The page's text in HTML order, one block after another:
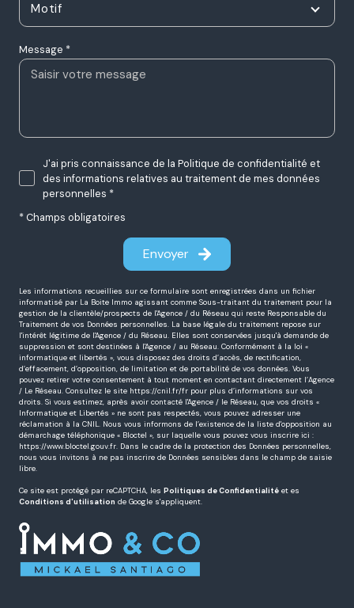
Motif
Message *
J'ai pris connaissance de la Politique de confidentialité et
des informations relatives au traitement de mes données
personnelles *
* Champs obligatoires
Envoyer
Les informations recueillies sur ce formulaire sont enregistrées dans un fichier
informatisé par La Boite Immo agissant comme Sous-traitant du traitement pour la
gestion de la clientèle/prospects de l'Agence / du Réseau qui reste Responsable du
Traitement de vos Données personnelles. La base légale du traitement repose sur
l'intérêt légitime de l'Agence / du Réseau. Elles sont conservées jusqu'à demande de
suppression et sont destinées à l'Agence / au Réseau. Conformément à la loi «
informatique et libertés », vous disposez des droits d’accès, de rectification,
d’effacement, d’opposition, de limitation et de portabilité de vos données. Vous
pouvez retirer votre consentement à tout moment en contactant directement l’Agence
/ Le Réseau. Consultez le site https://cnil.fr/fr pour plus d’informations sur vos
droits. Si vous estimez, après avoir contacté l'Agence / le Réseau, que vos droits «
Informatique et Libertés » ne sont pas respectés, vous pouvez adresser une
réclamation à la CNIL. Nous vous informons de l’existence de la liste d'opposition au
démarchage téléphonique « Bloctel », sur laquelle vous pouvez vous inscrire ici :
https://www.bloctel.gouv.fr. Dans le cadre de la protection des Données personnelles,
nous vous invitons à ne pas inscrire de Données sensibles dans le champ de saisie
libre.
Ce site est protégé par reCAPTCHA, les Politiques de Confidentialité et es
Conditions d'utilisation de Google s'appliquent.